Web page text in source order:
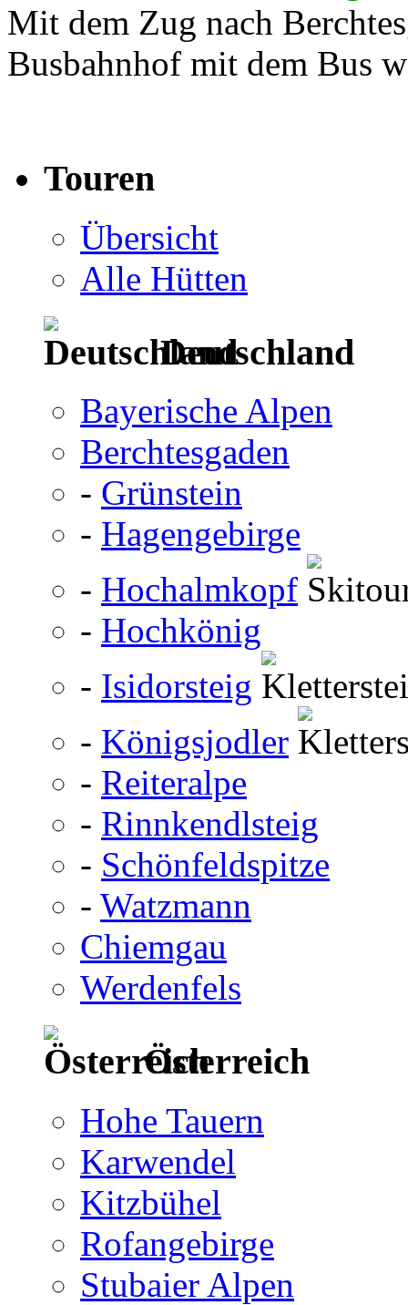
Mit dem Zug nach
Busbahnhof mit dem Bus
Touren
Übersicht
Alle Hütten
Deutschland
Bayerische Alpen
Berchtesgaden
- Grünstein
- Hagengebirge
- Hochalmkopf
- Hochkönig
- Isidorsteig
- Königsjodler
- Reiteralpe
- Rinnkendlsteig
- Schönfeldspitze
- Watzmann
Chiemgau
Werdenfels
Österreich
Hohe Tauern
Karwendel
Kitzbühel
Rofangebirge
Stubaier Alpen